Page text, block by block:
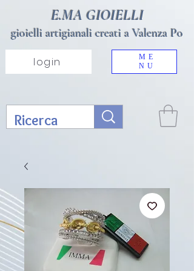
ME
NU
E.MA GIOIELLI
gioielli artigianali creati a Valenza Po
login